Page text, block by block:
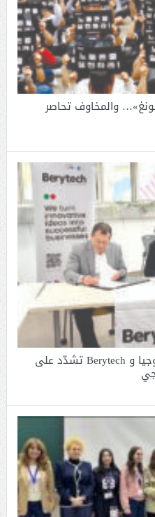
والمخاوف تحاصر
مذكرة تفاهم بين وزارة التكنولوجيا و Berytech تشدّد على